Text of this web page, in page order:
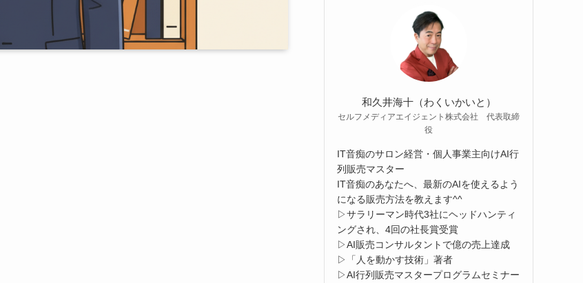
和久井海十（わくいかいと）
セルフメディアエイジェント株式会社 代表取締
役
IT音痴のサロン経営・個人事業主向けAI行
列販売マスター
IT音痴のあなたへ、最新のAIを使えるよう
になる販売方法を教えます^^
▷サラリーマン時代3社にヘッドハンティ
ングされ、4回の社長賞受賞
▷AI販売コンサルタントで億の売上達成
▷「人を動かす技術」著者
▷AI行列販売マスタープログラムセミナー